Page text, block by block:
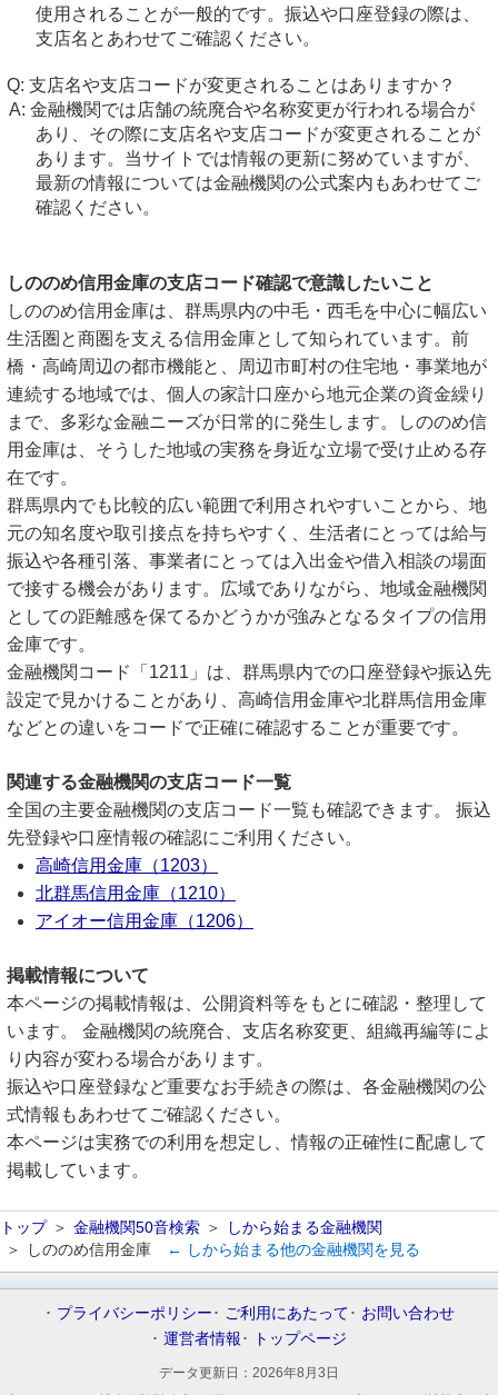
使用されることが一般的です。振込や口座登録の際は、
支店名とあわせてご確認ください。
支店名や支店コードが変更されることはありますか？
金融機関では店舗の統廃合や名称変更が行われる場合が
あり、その際に支店名や支店コードが変更されることが
あります。当サイトでは情報の更新に努めていますが、
最新の情報については金融機関の公式案内もあわせてご
確認ください。
しののめ信用金庫の支店コード確認で意識したいこと
しののめ信用金庫は、群馬県内の中毛・西毛を中心に幅広い
生活圏と商圏を支える信用金庫として知られています。前
橋・高崎周辺の都市機能と、周辺市町村の住宅地・事業地が
連続する地域では、個人の家計口座から地元企業の資金繰り
まで、多彩な金融ニーズが日常的に発生します。しののめ信
用金庫は、そうした地域の実務を身近な立場で受け止める存
在です。
群馬県内でも比較的広い範囲で利用されやすいことから、地
元の知名度や取引接点を持ちやすく、生活者にとっては給与
振込や各種引落、事業者にとっては入出金や借入相談の場面
で接する機会があります。広域でありながら、地域金融機関
としての距離感を保てるかどうかが強みとなるタイプの信用
金庫です。
金融機関コード「1211」は、群馬県内での口座登録や振込先
設定で見かけることがあり、高崎信用金庫や北群馬信用金庫
などとの違いをコードで正確に確認することが重要です。
関連する金融機関の支店コード一覧
全国の主要金融機関の支店コード一覧も確認できます。 振込
先登録や口座情報の確認にご利用ください。
高崎信用金庫（1203）
北群馬信用金庫（1210）
アイオー信用金庫（1206）
掲載情報について
本ページの掲載情報は、公開資料等をもとに確認・整理して
います。 金融機関の統廃合、支店名称変更、組織再編等によ
り内容が変わる場合があります。
振込や口座登録など重要なお手続きの際は、各金融機関の公
式情報もあわせてご確認ください。
本ページは実務での利用を想定し、情報の正確性に配慮して
掲載しています。
トップ 金融機関50音検索
しから始まる金融機関
しののめ信用金庫
← しから始まる他の金融機関を見る
プライバシーポリシー ご利用にあたって
お問い合わせ
運営者情報
トップページ
データ更新日： 2026年8月3日